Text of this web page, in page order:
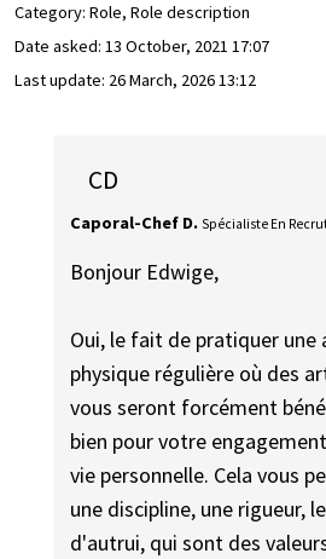
Category: Role, Role description
Date asked: 13 October, 2021 17:07
Last update: 26 March, 2026 13:12
CD
Caporal-Chef D. Spécialiste En
Bonjour Edwige,
Oui, le fait de pratiquer une
physique régulière où des
vous seront forcément
bien pour votre
vie personnelle. Cela vous
une discipline, une rigueur,
d'autrui, qui sont des